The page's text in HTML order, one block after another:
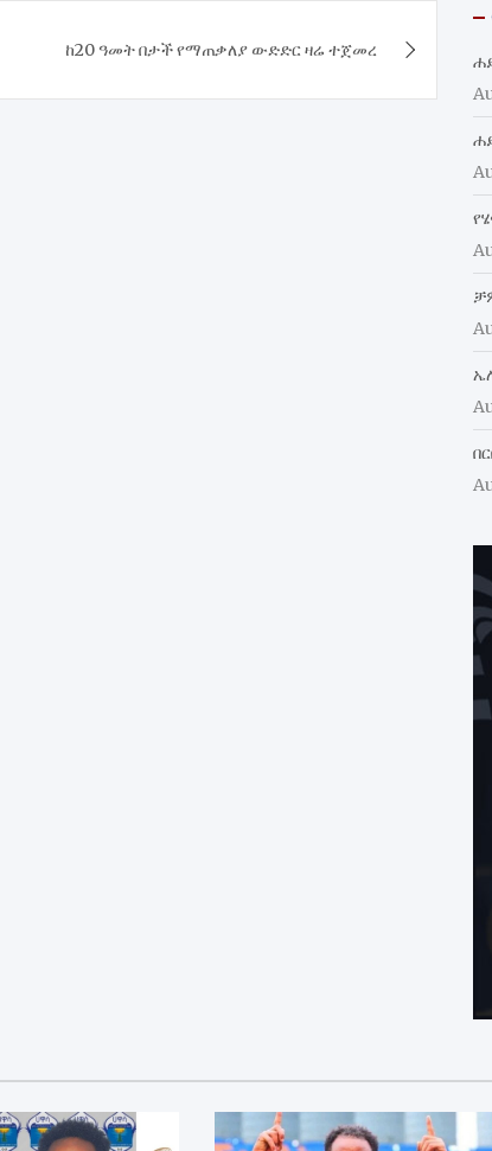
ከ20 ዓመት በታች የማጠቃለያ ውድድር ዛሬ ተጀመረ